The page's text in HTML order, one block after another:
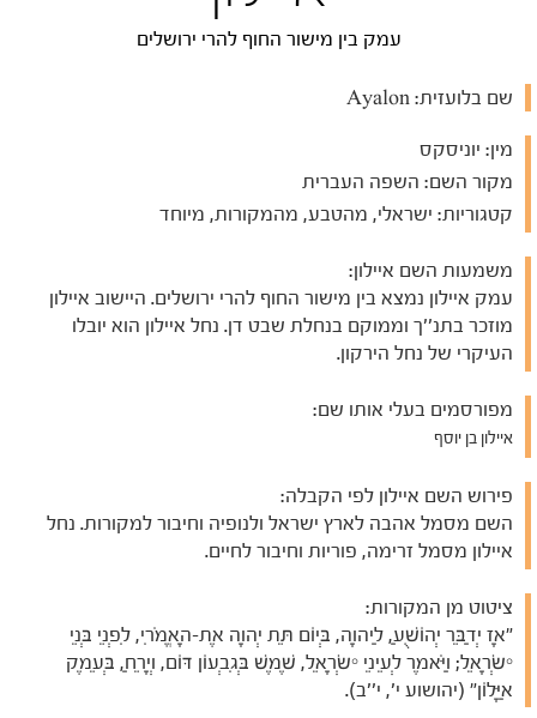
עמק בין מישור החוף להרי ירושלים
שם בלועזית:
מין: יוניסקס
מקור השם: השפה העברית
קטגוריות: ישראלי, מהטבע, מהמקורות, מיוחד
משמעות השם איילון:
עמק איילון נמצא בין מישור החוף להרי ירושלים. היישוב איילון
מוזכר בתנ''ך וממוקם בנחלת שבט דן. נחל איילון הוא יובלו
העיקרי של נחל הירקון.
מפורסמים בעלי אותו שם:
איילון בן יוסף
פירוש השם איילון לפי הקבלה:
השם מסמל אהבה לארץ ישראל ולנופיה וחיבור למקורות. נחל
איילון מסמל זרימה, פוריות וחיבור לחיים.
ציטוט מן המקורות:
"אָז יְדַבֵּר יְהוֹשֻׁעַ, לַיהוָה, בְּיוֹם תֵּת יְהוָה אֶת-הָאֱמֹרִי, לִפְנֵי בְּנֵי
יִשְׂרָאֵל; וַיֹּאמֶר לְעֵינֵי יִשְׂרָאֵל, שֶׁמֶשׁ בְּגִבְעוֹן דּוֹם, וְיָרֵחַ, בְּעֵמֶק
אַיָּלוֹן" (יהושוע י', י''ב).